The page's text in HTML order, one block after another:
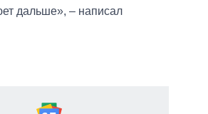
дальше», – написал